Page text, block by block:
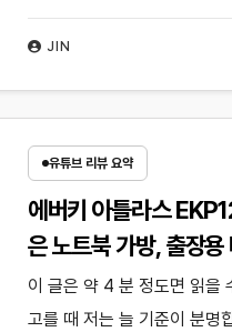
JIN
유튜브 리뷰 요약
에버키 아틀라스
은 노트북 가방, 출장
본 후기
이 글은 약 4 분 정도면 읽을
고를 때 저는 늘 기준이 분명